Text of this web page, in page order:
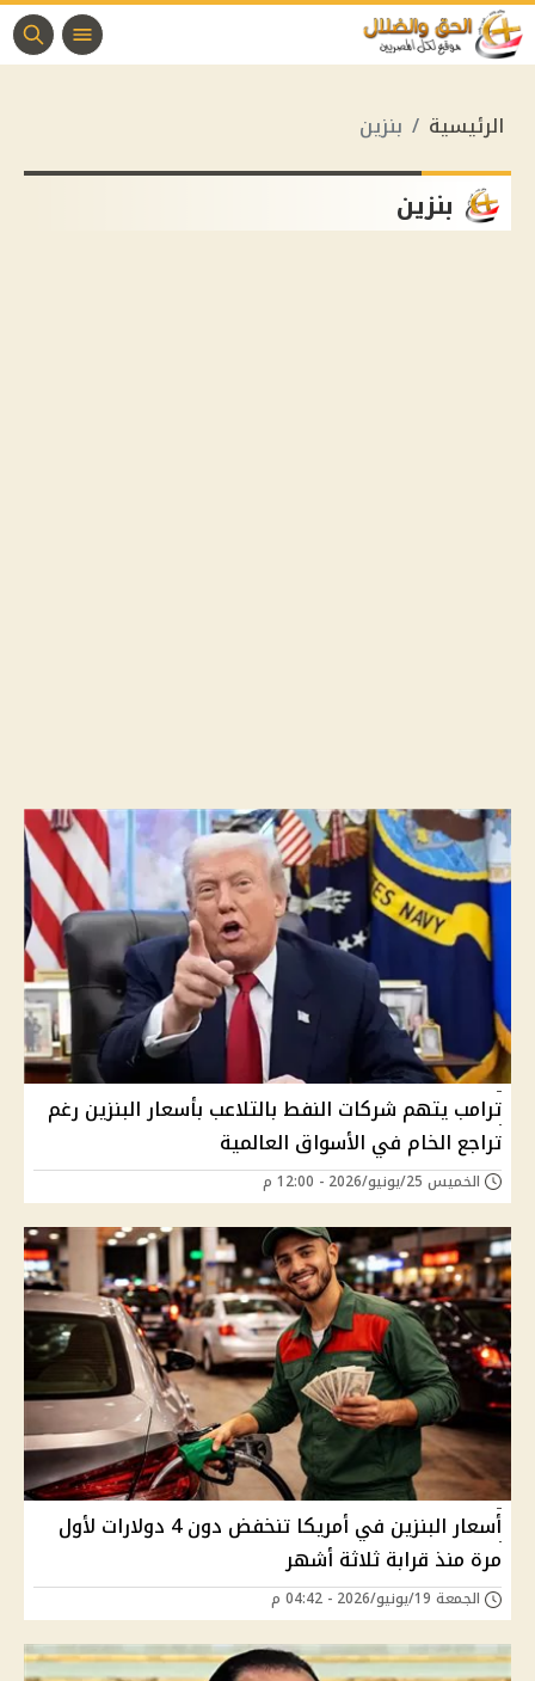
الرئيسية بنزين
بنزين
ترامب يتهم شركات النفط بالتلاعب بأسعار البنزين رغم
تراجع الخام في الأسواق العالمية
الخميس 25/يونيو/2026 - 12:00 م
أسعار البنزين في أمريكا تنخفض دون 4 دولارات لأول
مرة منذ قرابة ثلاثة أشهر
الجمعة 19/يونيو/2026 - 04:42 م